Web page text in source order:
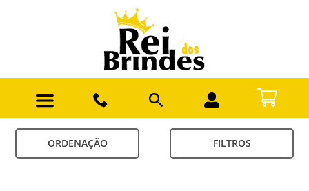
ORDENAÇÃO FILTROS